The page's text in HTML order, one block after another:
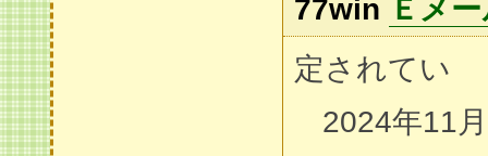
77win Ｅメ
定されてい
2024年11